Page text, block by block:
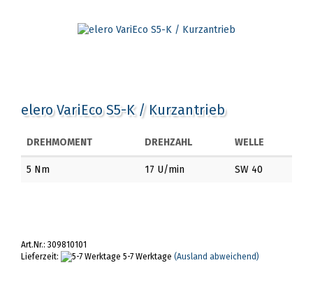
elero VariEco S5-K / Kurzantrieb
DREHMOMENT DREHZAHL WELLE
5 Nm 17 U/min SW 40
Art.Nr.: 309810101
Lieferzeit:
5-7 Werktage (Ausland abweichend)